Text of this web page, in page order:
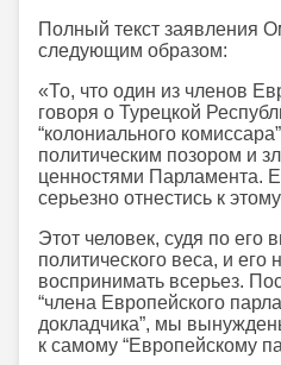
Полный текст заявления
следующим образом:
«То, что один из членов
говоря о Турецкой
“колониального
политическим позором и
ценностями Парламента.
серьезно отнестись к
Этот человек, судя по его
политического веса, и его
воспринимать всерьез.
“члена Европейского
докладчика”, мы
к самому “Европейскому